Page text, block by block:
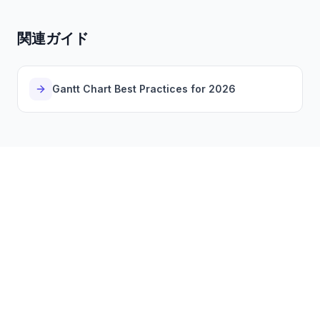
関連ガイド
Gantt Chart Best Practices for 2026